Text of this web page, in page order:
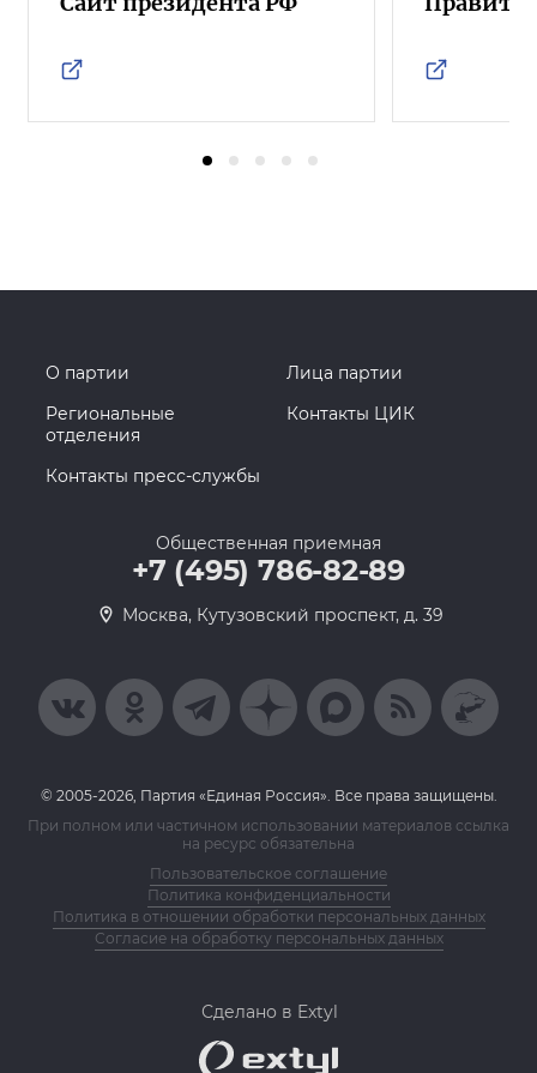
О партии
Лица партии
Региональные
отделения
Контакты ЦИК
Контакты пресс-службы
Общественная приемная
+7 (495) 786-82-89
Москва, Кутузовский проспект, д. 39
© 2005-2026, Партия «Единая Россия». Все права защищены.
При полном или частичном использовании материалов ссылка
на ресурс обязательна
Пользовательское соглашение
Политика конфиденциальности
Политика в отношении обработки персональных данных
Согласие на обработку персональных данных
Сделано в Extyl